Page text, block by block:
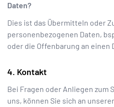
Daten?
Dies ist das Übermitteln oder
personenbezogenen Daten,
oder die Offenbarung an einen
Kontakt
Bei Fragen oder Anliegen zum
uns, können Sie sich an